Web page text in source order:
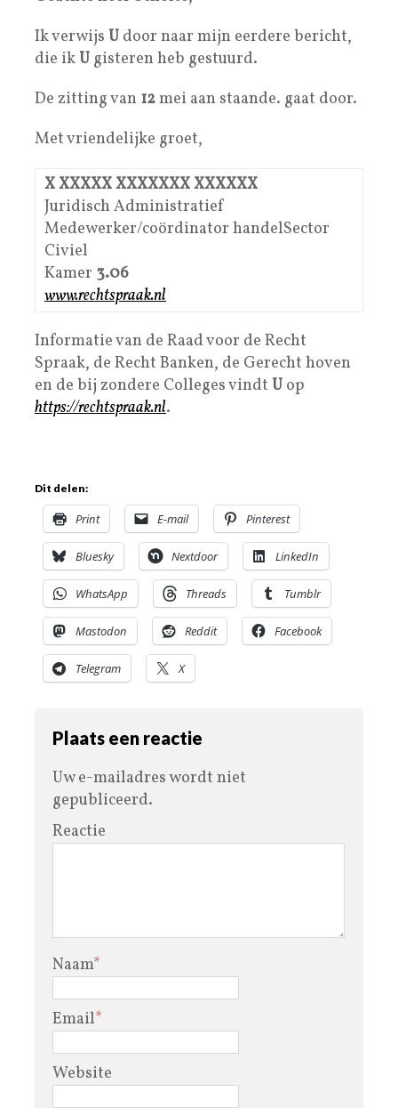
Ik verwijs U door naar mijn eerdere bericht,
die ik U gisteren heb gestuurd.
De zitting van 12mei aan staande. gaat door.
Met vriendelijke groet,
X XXXXX XXXXXXX XXXXXX
Juridisch Administratief
Medewerker/coördinator handelSector
Civiel
Kamer 3.06
www.rechtspraak.nl
Informatie van de Raad voor de Recht
Spraak, de Recht Banken, de Gerecht hoven
en de bij zondere Colleges vindt U op
https://rechtspraak.nl.
Dit delen:
Print E-mail Pinterest
Bluesky Nextdoor LinkedIn
WhatsApp Threads Tumblr
Mastodon Reddit Facebook
Telegram X
Plaats een reactie
Uw e-mailadres wordt niet
gepubliceerd.
Reactie
Naam*
Email*
Website